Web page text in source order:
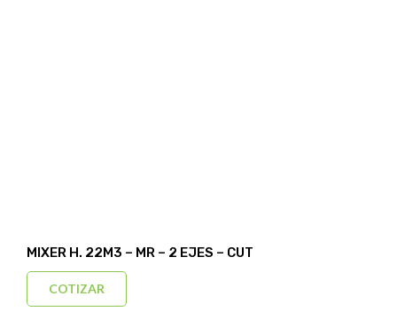
MIXER H. 22M3 – MR – 2 EJES – CUT
COTIZAR